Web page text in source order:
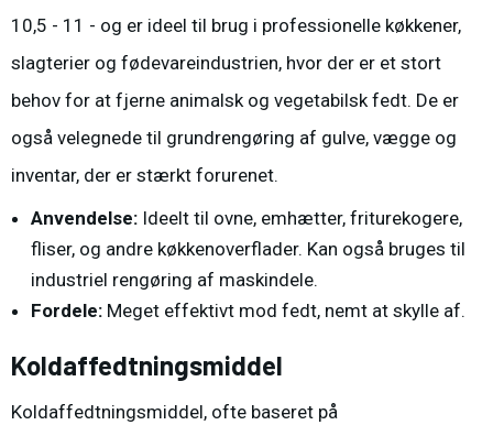
10,5 - 11 - og er ideel til brug i professionelle køkkener,
slagterier og fødevareindustrien, hvor der er et stort
behov for at fjerne animalsk og vegetabilsk fedt. De er
også velegnede til grundrengøring af gulve, vægge og
inventar, der er stærkt forurenet.
Anvendelse:Ideelt til ovne, emhætter, friturekogere,
fliser, og andre køkkenoverflader. Kan også bruges til
industriel rengøring af maskindele.
Fordele:Meget effektivt mod fedt, nemt at skylle af.
Koldaffedtningsmiddel
Koldaffedtningsmiddel, ofte baseret på